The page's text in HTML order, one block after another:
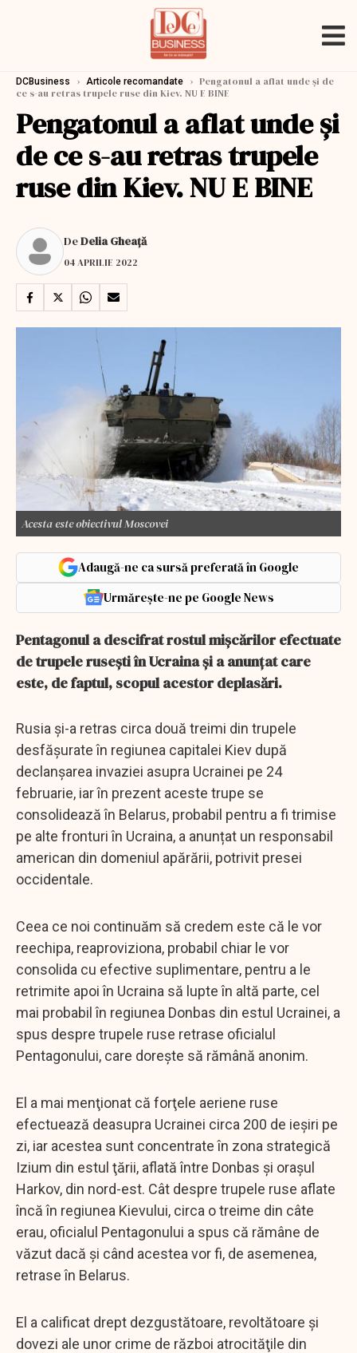
DCBusiness › Articole recomandate › Pengatonul a aflat unde și de
ce s-au retras trupele ruse din Kiev. NU E BINE
Pengatonul a aflat unde și
de ce s-au retras trupele
ruse din Kiev. NU E BINE
DeDelia Gheață
04 APRILIE 2022
Acesta este obiectivul Moscovei
Adaugă-ne ca sursă preferată în Google
Urmărește-ne pe Google News
Pentagonul a descifrat rostul mișcărilor efectuate
de trupele rusești în Ucraina și a anunțat care
este, de faptul, scopul acestor deplasări.
Rusia şi-a retras circa două treimi din trupele
desfăşurate în regiunea capitalei Kiev după
declanşarea invaziei asupra Ucrainei pe 24
februarie, iar în prezent aceste trupe se
consolidează în Belarus, probabil pentru a fi trimise
pe alte fronturi în Ucraina, a anunțat un responsabil
american din domeniul apărării, potrivit presei
occidentale.
Ceea ce noi continuăm să credem este că le vor
reechipa, reaproviziona, probabil chiar le vor
consolida cu efective suplimentare, pentru a le
retrimite apoi în Ucraina să lupte în altă parte, cel
mai probabil în regiunea Donbas din estul Ucrainei, a
spus despre trupele ruse retrase oficialul
Pentagonului, care doreşte să rămână anonim.
El a mai menţionat că forţele aeriene ruse
efectuează deasupra Ucrainei circa 200 de ieşiri pe
zi, iar acestea sunt concentrate în zona strategică
Izium din estul ţării, aflată între Donbas şi oraşul
Harkov, din nord-est. Cât despre trupele ruse aflate
încă în regiunea Kievului, circa o treime din câte
erau, oficialul Pentagonului a spus că rămâne de
văzut dacă şi când acestea vor fi, de asemenea,
retrase în Belarus.
El a calificat drept dezgustătoare, revoltătoare şi
dovezi ale unor crime de război atrocităţile din